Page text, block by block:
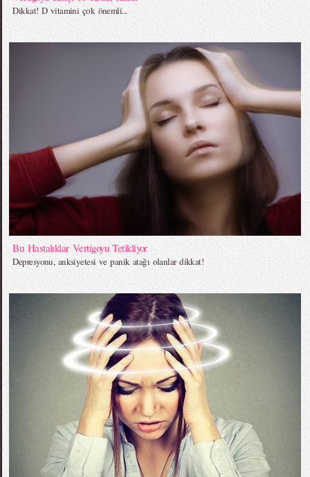
Dikkat! D vitamini çok önemli...
Bu Hastalıklar Vertigoyu Tetikliyor
Depresyonu, anksiyetesi ve panik atağı olanlar dikkat!